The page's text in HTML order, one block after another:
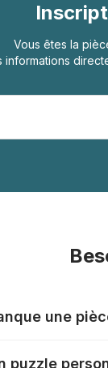
Vous êtes la
une
puzzle